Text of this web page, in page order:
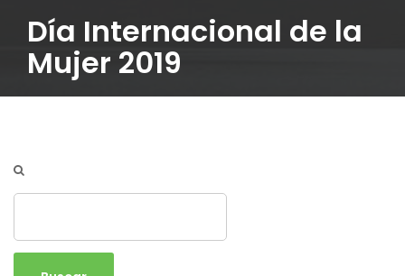
Día Internacional de la
Mujer 2019